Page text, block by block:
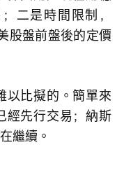
二是時間限制，
股盤前盤後的定價
以比擬的。簡單來
經先行交易；納斯
繼續。